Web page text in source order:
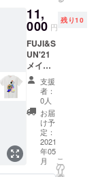
ださ
い。
（土）
20:00以
降のプ
ログラ
ムを観
覧希望
の方は2
日通し
入場券
をお買
い求め
くださ
（日）
のトー
トバッ
ク＋1日
券チ
ケット
のリ
ターン
です。
誤った
日付で
購入し
てし
まって
も払い
11,
000 円
残り10
FUJI&S
UN'21
メインT
シャツ
＋1日券
チケッ
ト（15
日 土曜
日） サ
イズ：
フリー
サイズ
支援
者：
0人
お届
け予
定：
2021
年05
月
こ
の
リ